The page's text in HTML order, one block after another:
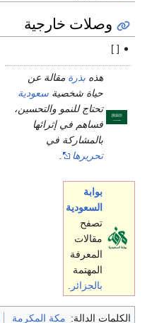
وصلات خارجية
[ ]
هذه بذرة مقالة عن
حياة شخصية سعودية
تحتاج للنمو والتحسين،
فساهم في إثرائها
بالمشاركة في
تحريرها
بوابة
السعودية
تصفح
مقالات
المعرفة
المهتمة
بالجزائر
الكلمات الدالة: مكة المكرمة